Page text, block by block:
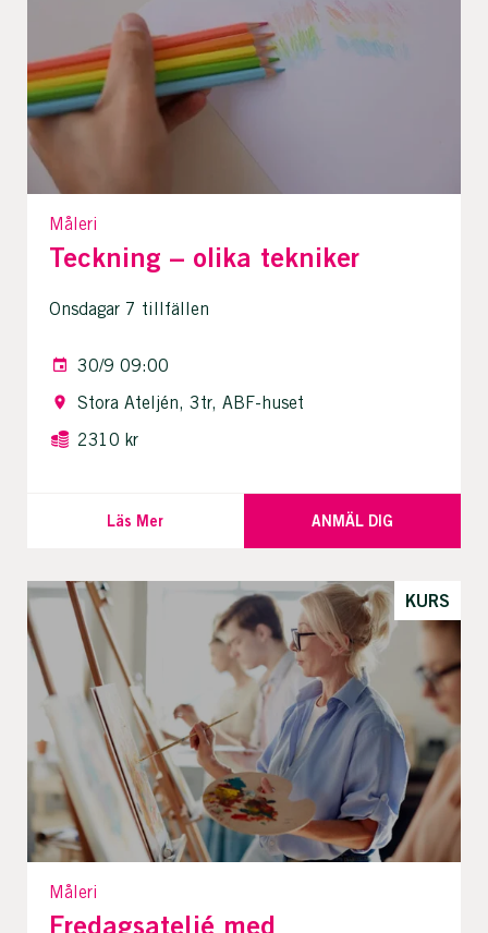
Måleri
Teckning – olika tekniker
Onsdagar 7 tillfällen
30/9 09:00
Stora Ateljén, 3tr, ABF-huset
2310 kr
Läs Mer ANMÄL DIG
KURS
Måleri
Fredagsateljé med